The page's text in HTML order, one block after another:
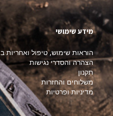
מידע שימושי
הוראות שימוש, טיפול ואחריות ב REDBACK
הצהרה והסדרי נגישות
תקנון
משלוחים והחזרות
מדיניות ופרטיות